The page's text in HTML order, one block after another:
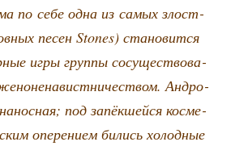
по себе одна из самых злост­
песен Stones) ста­но­вит­ся
игры груп­пы сосу­ще­ство­ва­
Андро­
под запёк­шей­ся кос­ме­
опе­ре­ни­ем бились холод­ные